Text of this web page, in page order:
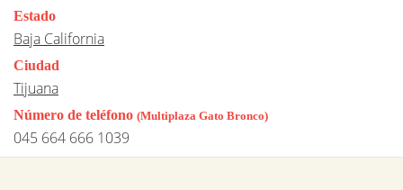
Estado
Baja California
Ciudad
Tijuana
Número de teléfono (Multiplaza Gato Bronco)
045 664 666 1039